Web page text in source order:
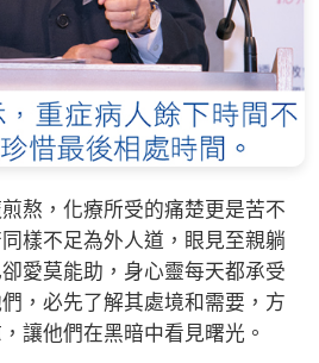
，化療所受的痛楚更是苦不
樣不足為外人道，眼見至親躺
愛莫能助，身心靈每天都承受
，必先了解其處境和需要，方
讓他們在黑暗中看見曙光。